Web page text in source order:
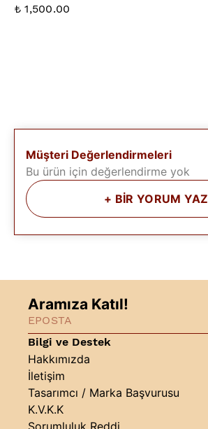
₺ 1,500.00
Müşteri Değerlendirmeleri
Bu ürün için değerlendirme yok
+ BİR YORUM YAZ
Bilgi ve Destek
Hakkımızda
İletişim
Tasarımcı / Marka Başvurusu
K.V.K.K
Aramıza Katıl!